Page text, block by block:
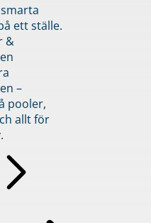
ett ställe.
&
–
pooler,
allt för